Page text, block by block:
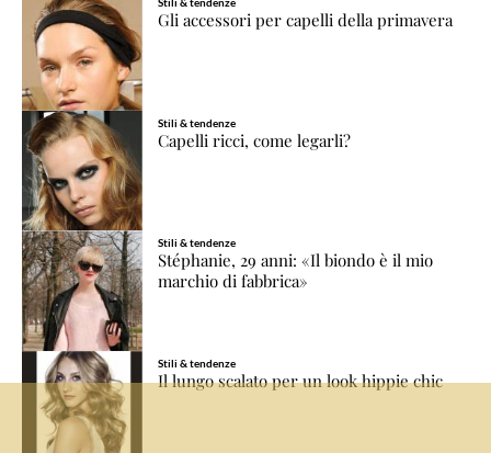
Gli accessori per capelli della primavera
Stili & tendenze
Capelli ricci, come legarli?
Stili & tendenze
Stéphanie, 29 anni: «Il biondo è il mio
marchio di fabbrica»
Stili & tendenze
Il lungo scalato per un look hippie chic